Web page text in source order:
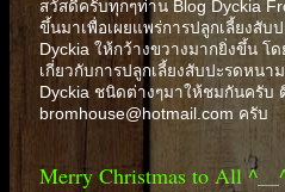
สวัสดีครับทุกๆท่าน Blog Dyckia
ขึ้นมาเพื่อเผยแพร่การปลูกเลี้ยงสับ
Dyckia ให้กว้างขวางมากยิ่งขึ้น โด
เกี่ยวกับการปลูกเลี้ยงสับปะรดหนา
Dyckia ชนิดต่างๆมาให้ชมกันครับ
bromhouse@hotmail.com ครับ
Merry Christmas to All